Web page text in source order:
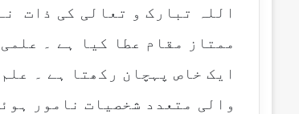
m
a
اللہ تبارک و تعالی کی ذات
ممتاز مقام عطا کیا ہے ۔
ایک خاص پہچان رکھتا ہے ۔
والی متعدد شخصیات نامور